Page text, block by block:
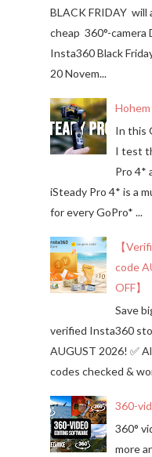
BLACK FRIDAY will
cheap 360°-camera
Insta360 Black
20 Novem...
In this
I test
Pro 4*
iSteady Pro 4* is a
for every GoPro* ...
【
code
OFF】
Save
verified Insta360
AUGUST 2026! ✅
codes checked &
360-
360°
more